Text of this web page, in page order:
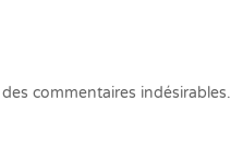
commentaires indésirables.